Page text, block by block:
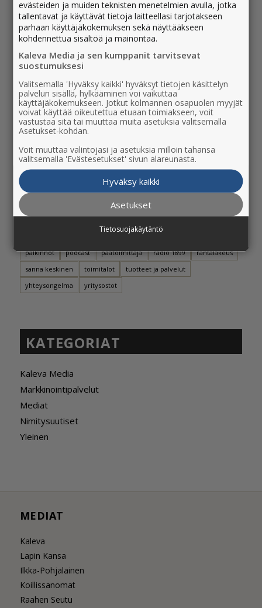
Lapin Kansan uudeksi päätoimittajaksi on
valittu Sauli Pahkasalo, 42
26.9.2023 - 10:36
AVAINSANAT
ihmiset
nimitysuutinen
palkinnot
podcast päätoimittaja radio 1899
rantalakeus
sanna keskinen
toimitalot
tuotteet ja palvelut
yhteysongelma
yritysostot
KATEGORIAT
Kaleva Media
Markkinointipalvelut
Mediat
Nimitysuutiset
Yleinen
MEDIAT
Kaleva
Lapin Kansa
Ilkka-Pohjalainen
Koillissanomat
Raahen Seutu
evästeiden ja muiden teknisten menetelmien avulla, jotka
tallentavat ja käyttävät tietoja laitteellasi tarjotakseen
parhaan käyttäjäkokemuksen sekä näyttääkseen
kohdennettua sisältöä ja mainontaa.
Kaleva Media ja sen kumppanit tarvitsevat
suostumuksesi
Valitsemalla 'Hyväksy kaikki' hyväksyt tietojen käsittelyn
palvelun sisällä, hylkääminen voi vaikuttaa
käyttäjäkokemukseen. Jotkut kolmannen osapuolen myyjät
voivat käyttää oikeutettua etuaan toimiakseen, voit
vastustaa sitä tai muuttaa muita asetuksia valitsemalla
Asetukset-kohdan.
Voit muuttaa valintojasi ja asetuksia milloin tahansa
valitsemalla 'Evästesetukset' sivun alareunasta.
Hyväksy kaikki
Asetukset
Tietosuojakäytäntö